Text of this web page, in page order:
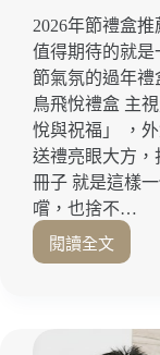
的
高
端
素
食
料
理
2026年節禮盒
值得期待的就
節氣氛的過年禮
鳥飛悅禮盒 主
悅與祝福」 ，
送禮亮眼大方，
冊子 就是這樣
嚐，也捨不…
閱讀全文
顏